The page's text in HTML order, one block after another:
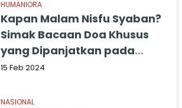
HUMANIORA
Kapan Malam Nisfu Syaban?
Simak Bacaan Doa Khusus
yang Dipanjatkan pada
Malam Nisfu Syaban
15 Feb 2024
NASIONAL